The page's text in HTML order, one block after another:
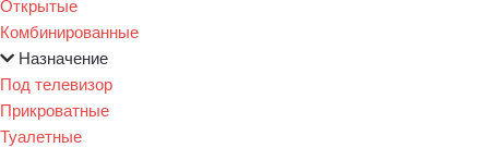
Открытые
Комбинированные
Назначение
Под телевизор
Прикроватные
Туалетные